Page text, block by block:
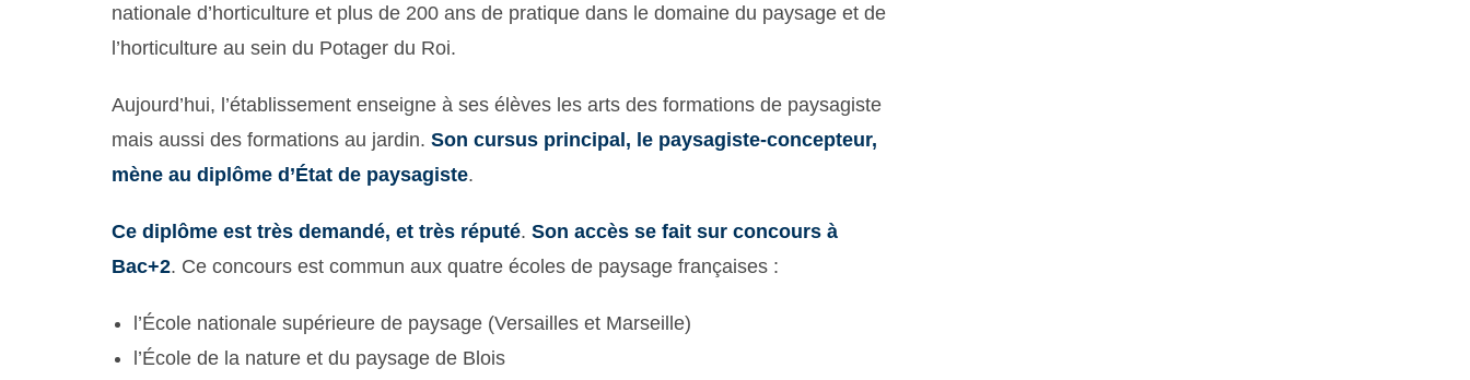
nationale d’horticulture et plus de 200 ans de pratique dans le domaine du paysage et de
l’horticulture au sein du Potager du Roi.
Aujourd’hui, l’établissement enseigne à ses élèves les arts des formations de paysagiste
mais aussi des formations au jardin. Son cursus principal, le paysagiste-concepteur,
mène au diplôme d’État de paysagiste.
Ce diplôme est très demandé, et très réputé. Son accès se fait sur concours à
Bac+2. Ce concours est commun aux quatre écoles de paysage françaises :
l’École nationale supérieure de paysage (Versailles et Marseille)
l’École de la nature et du paysage de Blois